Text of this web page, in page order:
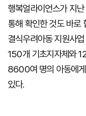
행복얼라이언스가 지
통해 확인한 것도 바
결식우려아동 지원사
150개 기초지자체와
8600여 명의 아동에
있다.